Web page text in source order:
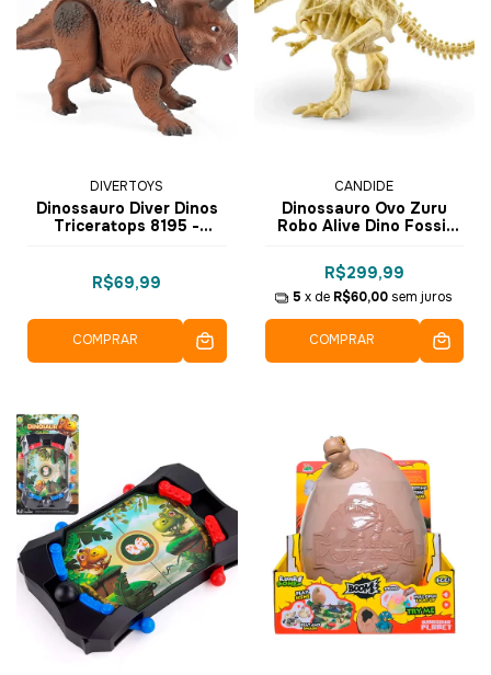
DIVERTOYS
Dinossauro Diver Dinos
Triceratops 8195 -
R$69,99
COMPRAR
CANDIDE
Dinossauro Ovo Zuru
Robo Alive Dino Fossil
1122 - Candide
R$299,99
5 x de R$60,00 sem juros
COMPRAR